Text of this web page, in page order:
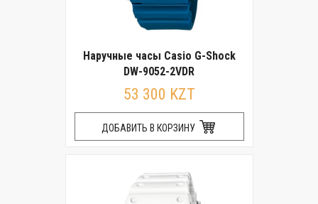
Наручные часы Casio G-Shock
DW-9052-2VDR
53 300 KZT
ДОБАВИТЬ В КОРЗИНУ